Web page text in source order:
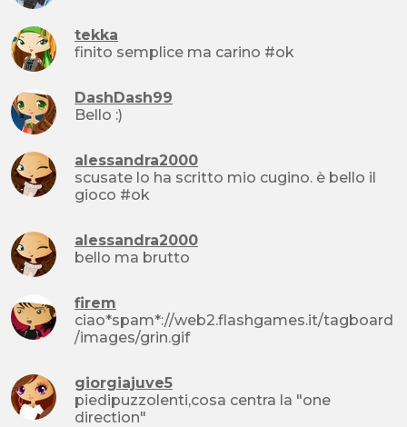
tekka
finito semplice ma carino #ok
DashDash99
Bello :)
alessandra2000
scusate lo ha scritto mio cugino. è bello il
gioco #ok
alessandra2000
bello ma brutto
firem
ciao*spam*://web2.flashgames.it/tagboard
/images/grin.gif
giorgiajuve5
piedipuzzolenti,cosa centra la "one
direction"